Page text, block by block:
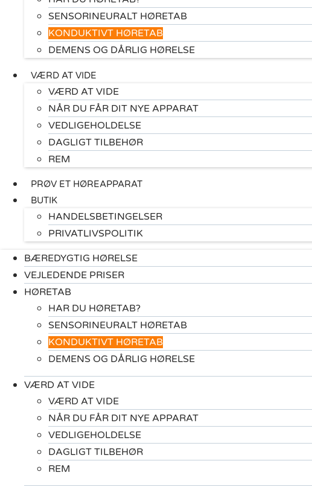
SENSORINEURALT HØRETAB
KONDUKTIVT HØRETAB
DEMENS OG DÅRLIG HØRELSE
VÆRD AT VIDE
VÆRD AT VIDE
NÅR DU FÅR DIT NYE APPARAT
VEDLIGEHOLDELSE
DAGLIGT TILBEHØR
REM
PRØV ET HØREAPPARAT
BUTIK
HANDELSBETINGELSER
PRIVATLIVSPOLITIK
BÆREDYGTIG HØRELSE
VEJLEDENDE PRISER
HØRETAB
HAR DU HØRETAB?
SENSORINEURALT HØRETAB
KONDUKTIVT HØRETAB
DEMENS OG DÅRLIG HØRELSE
VÆRD AT VIDE
VÆRD AT VIDE
NÅR DU FÅR DIT NYE APPARAT
VEDLIGEHOLDELSE
DAGLIGT TILBEHØR
REM